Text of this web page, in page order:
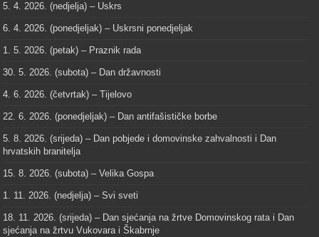
5. 4. 2026. (nedjelja) – Uskrs
6. 4. 2026. (ponedjeljak) – Uskrsni ponedjeljak
1. 5. 2026. (petak) – Praznik rada
30. 5. 2026. (subota) – Dan državnosti
4. 6. 2026. (četvrtak) – Tijelovo
22. 6. 2026. (ponedjeljak) – Dan antifašističke borbe
5. 8. 2026. (srijeda) – Dan pobjede i domovinske zahvalnosti i Dan
hrvatskih branitelja
15. 8. 2026. (subota) – Velika Gospa
1. 11. 2026. (nedjelja) – Svi sveti
18. 11. 2026. (srijeda) – Dan sjećanja na žrtve Domovinskog rata i Dan
sjećanja na žrtvu Vukovara i Škabrnje